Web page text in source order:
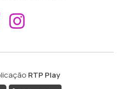
Aceder ao
RTP Play